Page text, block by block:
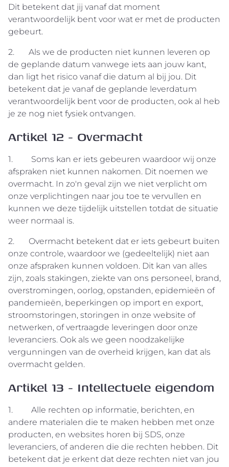
Dit betekent dat jij vanaf dat moment
verantwoordelijk bent voor wat er met de producten
gebeurt.
2. Als we de producten niet kunnen leveren op
de geplande datum vanwege iets aan jouw kant,
dan ligt het risico vanaf die datum al bij jou. Dit
betekent dat je vanaf de geplande leverdatum
verantwoordelijk bent voor de producten, ook al heb
je ze nog niet fysiek ontvangen.
Artikel 12 - Overmacht
1. Soms kan er iets gebeuren waardoor wij onze
afspraken niet kunnen nakomen. Dit noemen we
overmacht. In zo'n geval zijn we niet verplicht om
onze verplichtingen naar jou toe te vervullen en
kunnen we deze tijdelijk uitstellen totdat de situatie
weer normaal is.
2. Overmacht betekent dat er iets gebeurt buiten
onze controle, waardoor we (gedeeltelijk) niet aan
onze afspraken kunnen voldoen. Dit kan van alles
zijn, zoals stakingen, ziekte van ons personeel, brand,
overstromingen, oorlog, opstanden, epidemieën of
pandemieën, beperkingen op import en export,
stroomstoringen, storingen in onze website of
netwerken, of vertraagde leveringen door onze
leveranciers. Ook als we geen noodzakelijke
vergunningen van de overheid krijgen, kan dat als
overmacht gelden.
Artikel 13 - Intellectuele eigendom
1. Alle rechten op informatie, berichten, en
andere materialen die te maken hebben met onze
producten, en websites horen bij SDS, onze
leveranciers, of anderen die die rechten hebben. Dit
betekent dat je erkent dat deze rechten niet van jou